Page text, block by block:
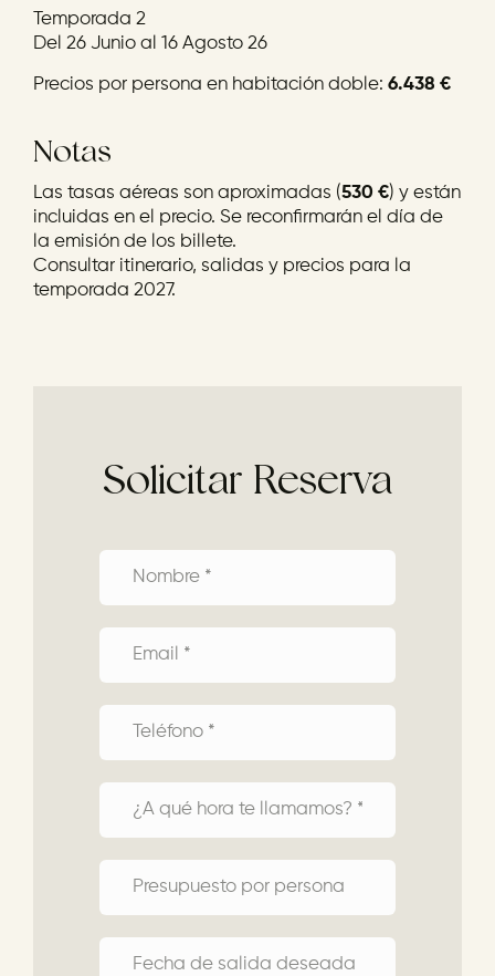
Temporada 2
Del 26 Junio al 16 Agosto 26
Precios por persona en habitación doble: 6.438 €
Notas
Las tasas aéreas son aproximadas (530 €) y están
incluidas en el precio. Se reconfirmarán el día de
la emisión de los billete.
Consultar itinerario, salidas y precios para la
temporada 2027.
Solicitar Reserva